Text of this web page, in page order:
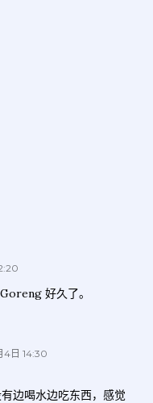
好久了。
4日 14:30
边喝水边吃东西，感觉